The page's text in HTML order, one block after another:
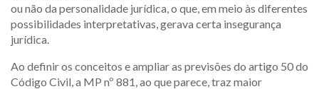
ou não da personalidade jurídica, o que, em meio às diferentes
possibilidades interpretativas, gerava certa insegurança
jurídica.
Ao definir os conceitos e ampliar as previsões do artigo 50 do
Código Civil, a MP nº 881, ao que parece, traz maior